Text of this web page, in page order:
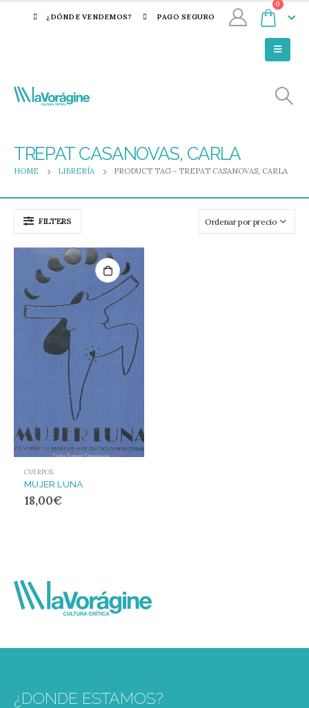
¿DÓNDE VENDEMOS? PAGO SEGURO
0
TREPAT CASANOVAS, CARLA
HOME LIBRERÍA PRODUCT TAG - TREPAT CASANOVAS, CARLA
FILTERS
CUERPOS
MUJER LUNA
18,00€
¿DONDE ESTAMOS?